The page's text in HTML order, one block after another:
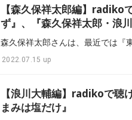
【森久保祥太郎編】radiko
ず』、『森久保祥太郎・浪
2022.07.15 up
【浪川大輔編】radikoで
まみは塩だけ』